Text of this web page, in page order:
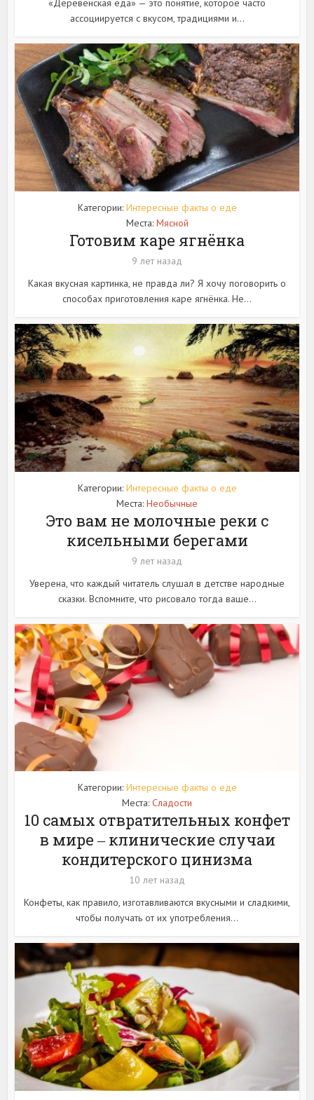
«Деревенская еда» — это понятие, которое часто
ассоциируется с вкусом, традициями и...
Категории: Интересные факты о еде
Места: Мясной
Готовим каре ягнёнка
9 лет назад
Какая вкусная картинка, не правда ли? Я хочу поговорить о
способах приготовления каре ягнёнка. Не...
Категории: Интересные факты о еде
Места: Необычные
Это вам не молочные реки с
кисельными берегами
9 лет назад
Уверена, что каждый читатель слушал в детстве народные
сказки. Вспомните, что рисовало тогда ваше...
Категории: Интересные факты о еде
Места: Сладости
10 самых отвратительных конфет
в мире ‒ клинические случаи
кондитерского цинизма
10 лет назад
Конфеты, как правило, изготавливаются вкусными и сладкими,
чтобы получать от их употребления...